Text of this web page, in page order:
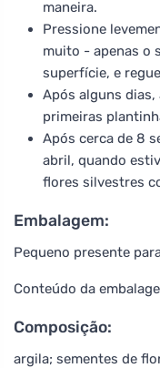
maneira.
Pressione
muito - apenas o
superfície, e
Após alguns dias,
primeiras
Após cerca de 8
abril, quando
flores silvestres
Embalagem:
Pequeno presente
Conteúdo da
Composição:
argila; sementes de